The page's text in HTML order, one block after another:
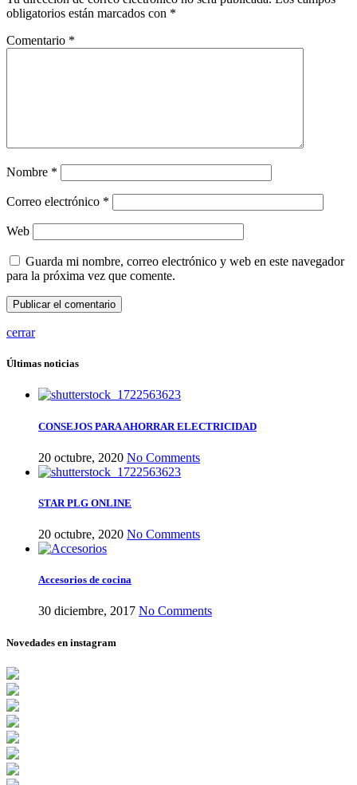
obligatorios están marcados con *
Comentario *
Nombre *
Correo electrónico *
Web
Guarda mi nombre, correo electrónico y web en este navegador
para la próxima vez que comente.
cerrar
Últimas noticias
CONSEJOS PARA AHORRAR ELECTRICIDAD
20 octubre, 2020 No Comments
STAR PLG ONLINE
20 octubre, 2020 No Comments
Accesorios de cocina
30 diciembre, 2017 No Comments
Novedades en instagram